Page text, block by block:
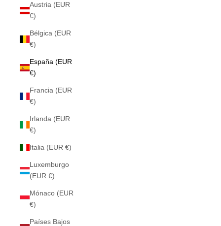
Austria (EUR
€)
Bélgica (EUR
€)
España (EUR
€)
Francia (EUR
€)
Irlanda (EUR
€)
Italia (EUR €)
Luxemburgo
(EUR €)
Mónaco (EUR
€)
Países Bajos